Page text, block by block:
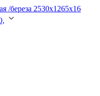
/береза 2530х1265х16